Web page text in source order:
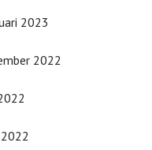
2023
2022